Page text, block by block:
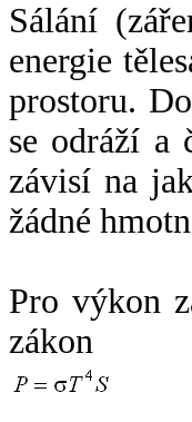
Sálání
energie
prostoru.
se odráží a
závisí na
žádné
Pro výkon
zákon